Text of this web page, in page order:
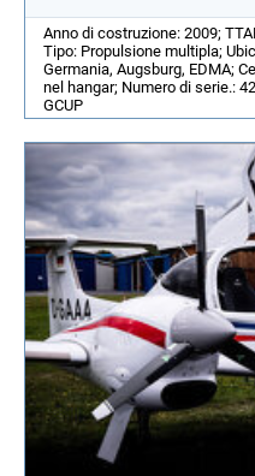
Anno di costruzione: 2009;
Tipo: Propulsione multipla;
Germania, Augsburg, EDMA;
nel hangar; Numero di serie.:
GCUP